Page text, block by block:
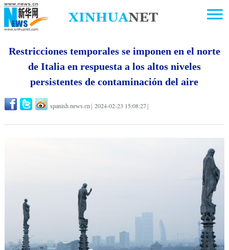
Restricciones temporales se imponen en el norte
de Italia en respuesta a los altos niveles
persistentes de contaminación del aire
spanish.news.cn 2024-02-23 15:08:27